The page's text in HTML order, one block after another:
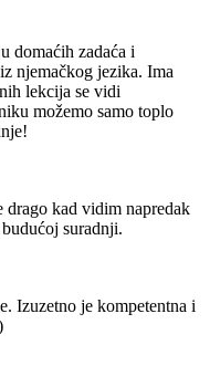
domaćih zadaća i
njemačkog jezika. Ima
lekcija se vidi
možemo samo toplo
kad vidim napredak
suradnji.
Izuzetno je kompetentna i